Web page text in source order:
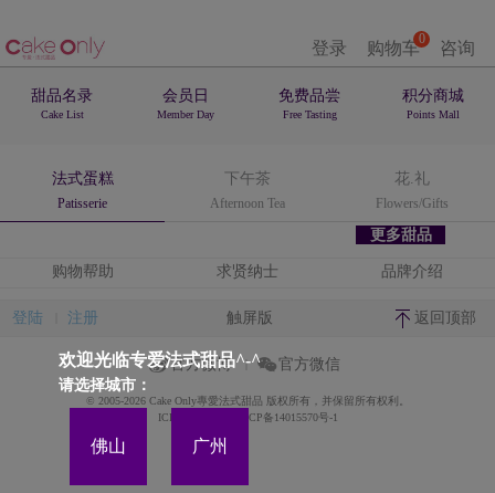
登录 0
购物车 咨询
甜品名录
Cake List
会员日
Member Day
免费品尝
Free Tasting
积分商城
Points Mall
法式蛋糕
Patisserie
下午茶
Afternoon Tea
花.礼
Flowers/Gifts
更多甜品
欢迎光临专爱法式甜品^-^
请选择城市：
佛山 广州
购物帮助 求贤纳士 品牌介绍
登陆 注册 触屏版 返回顶部
官方微博 官方微信
© 2005-2026 Cake Only專愛法式甜品 版权所有，并保留所有权利。
ICP备案证书号:粤ICP备14015570号-1